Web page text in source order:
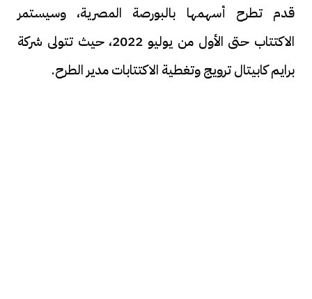
قدم تطرح أسهمها بالبورصة المصرية، وسيستمر
الاكتتاب حتى الأول من يوليو 2022، حيث تتولى شركة
برايم كابيتال ترويج وتغطية الاكتتابات مدير الطرح.